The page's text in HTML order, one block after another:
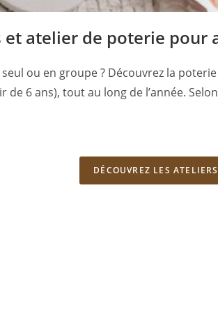
et atelier de poterie pour
ou en groupe ? Découvrez la
6 ans), tout au long de l’année.
DÉCOUVREZ LES ATELIERS